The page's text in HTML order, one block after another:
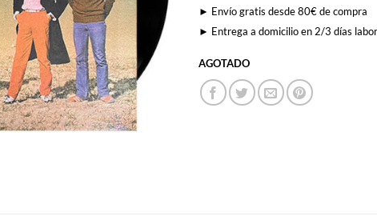
► Envío gratis desde 80€ de compra
► Entrega a domicilio en 2/3 días
AGOTADO